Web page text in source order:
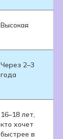
Высокая
Через 2–3
года
16–18 лет,
кто хочет
быстрее в